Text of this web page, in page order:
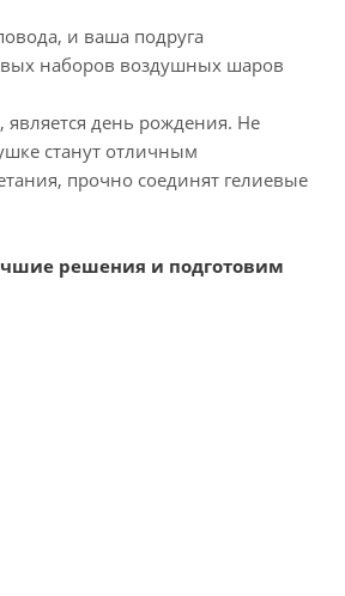
и ваша подруга
наборов воздушных шаров
день рождения. Не
станут отличным
прочно соединят гелиевые
решения и подготовим